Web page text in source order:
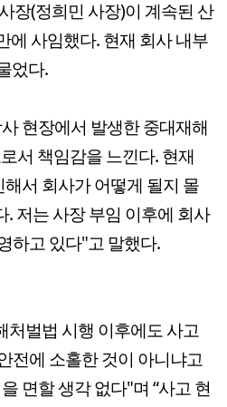
장(정희민 사장)이 계속된 산
에 사임했다. 현재 회사 내부
었다.
현장에서 발생한 중대재해
서 책임감을 느낀다. 현재
서 회사가 어떻게 될지 몰
. 저는 사장 부임 이후에 회사
하고 있다"고 말했다.
처벌법 시행 이후에도 사고
전에 소홀한 것이 아니냐고
면할 생각 없다"며 “사고 현